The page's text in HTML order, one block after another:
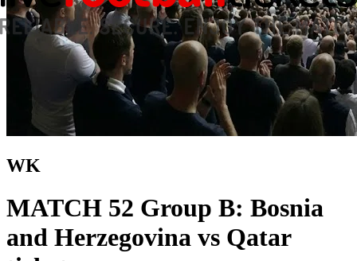
WK
MATCH 52 Group B: Bosnia
and Herzegovina vs Qatar